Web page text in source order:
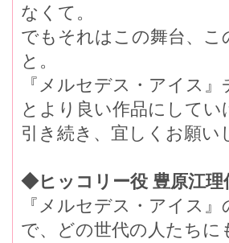
なくて。
でもそれはこの舞台、
と。
『メルセデス・アイス
とより良い作品にして
引き続き、宜しくお願
◆ヒッコリー役 豊原江理
『メルセデス・アイス
で、どの世代の人たち